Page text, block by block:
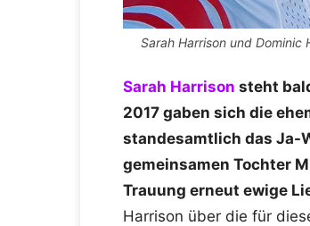
Sarah Harrison und
Sarah Harrison steht
2017 gaben sich die
standesamtlich das Ja-
gemeinsamen Tochter
Trauung erneut ewige
Harrison über die für